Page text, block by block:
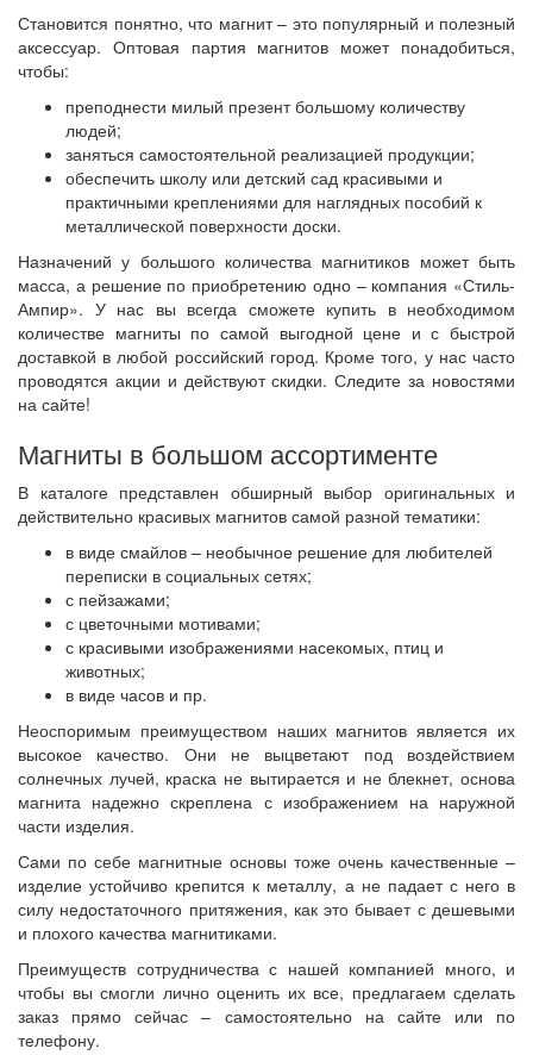
Становится понятно, что магнит – это популярный и полезный
аксессуар. Оптовая партия магнитов может понадобиться,
чтобы:
преподнести милый презент большому количеству
людей;
заняться самостоятельной реализацией продукции;
обеспечить школу или детский сад красивыми и
практичными креплениями для наглядных пособий к
металлической поверхности доски.
Назначений у большого количества магнитиков может быть
масса, а решение по приобретению одно – компания «Стиль-
Ампир». У нас вы всегда сможете купить в необходимом
количестве магниты по самой выгодной цене и с быстрой
доставкой в любой российский город. Кроме того, у нас часто
проводятся акции и действуют скидки. Следите за новостями
на сайте!
Магниты в большом ассортименте
В каталоге представлен обширный выбор оригинальных и
действительно красивых магнитов самой разной тематики:
в виде смайлов – необычное решение для любителей
переписки в социальных сетях;
с пейзажами;
с цветочными мотивами;
с красивыми изображениями насекомых, птиц и
животных;
в виде часов и пр.
Неоспоримым преимуществом наших магнитов является их
высокое качество. Они не выцветают под воздействием
солнечных лучей, краска не вытирается и не блекнет, основа
магнита надежно скреплена с изображением на наружной
части изделия.
Сами по себе магнитные основы тоже очень качественные –
изделие устойчиво крепится к металлу, а не падает с него в
силу недостаточного притяжения, как это бывает с дешевыми
и плохого качества магнитиками.
Преимуществ сотрудничества с нашей компанией много, и
чтобы вы смогли лично оценить их все, предлагаем сделать
заказ прямо сейчас – самостоятельно на сайте или по
телефону.